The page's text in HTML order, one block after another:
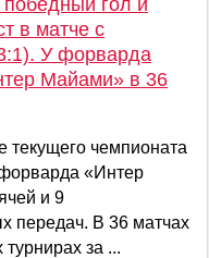
в матче с
У форварда
Майами» в 36
текущего чемпионата
«Интер
и 9
передач. В 36 матчах
турнирах за ...